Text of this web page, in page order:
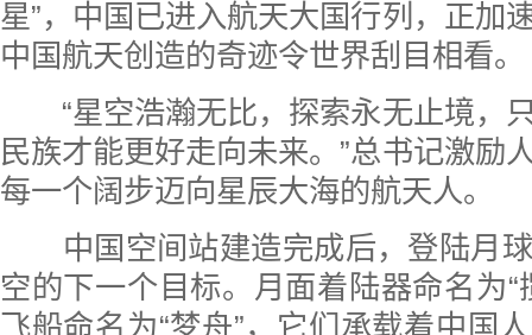
星”，中国已进入航天大国行列，正加
中国航天创造的奇迹令世界刮目相看。
“星空浩瀚无比，探索永无止境，
民族才能更好走向未来。”总书记激励
每一个阔步迈向星辰大海的航天人。
中国空间站建造完成后，登陆月球
空的下一个目标。月面着陆器命名为“
飞船命名为“梦舟”，它们承载着中国